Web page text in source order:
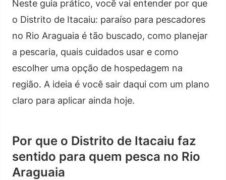
Neste guia prático, você vai entender por que
o Distrito de Itacaiu: paraíso para pescadores
no Rio Araguaia é tão buscado, como planejar
a pescaria, quais cuidados usar e como
escolher uma opção de hospedagem na
região. A ideia é você sair daqui com um plano
claro para aplicar ainda hoje.
Por que o Distrito de Itacaiu faz
sentido para quem pesca no Rio
Araguaia